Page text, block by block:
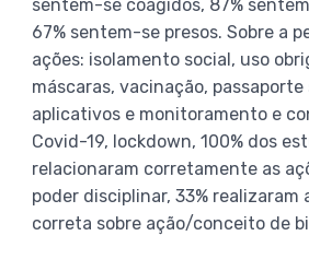
sentem-se coagidos, 87%
67% sentem-se presos. Sobre a
ações: isolamento social, uso
máscaras, vacinação,
aplicativos e monitoramento e
Covid-19, lockdown, 100% dos
relacionaram corretamente as
poder disciplinar, 33% realizaram
correta sobre ação/conceito de